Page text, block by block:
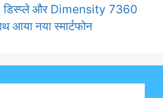
और Dimensity 7360
आया नया स्मार्टफोन